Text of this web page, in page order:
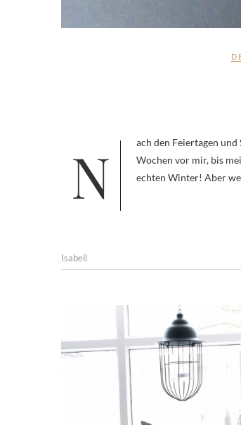
Nach den Feiertagen und Silvester falle ich immer in ein kleines Loch. Denn dann liegen noch einige ungemütliche
Wochen vor mir, bis
echten Winter! Aber
Isabell